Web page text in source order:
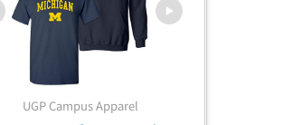
UGP Campus Apparel